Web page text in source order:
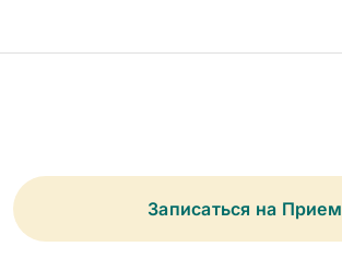
Записаться на Прием